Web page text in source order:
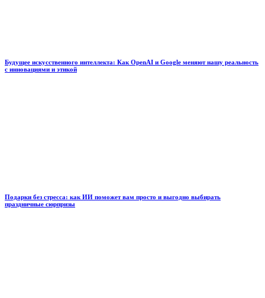
Будущее искусственного интеллекта: Как OpenAI и Google меняют нашу реальность
с инновациями и этикой
Подарки без стресса: как ИИ поможет вам просто и выгодно выбирать
праздничные сюрпризы